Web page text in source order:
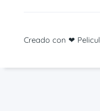
Creado con ❤